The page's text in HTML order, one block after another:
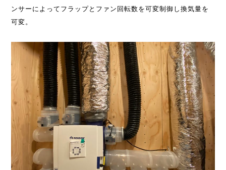
ンサーによってフラップとファン回転数を可変制御し換気量を
可変。